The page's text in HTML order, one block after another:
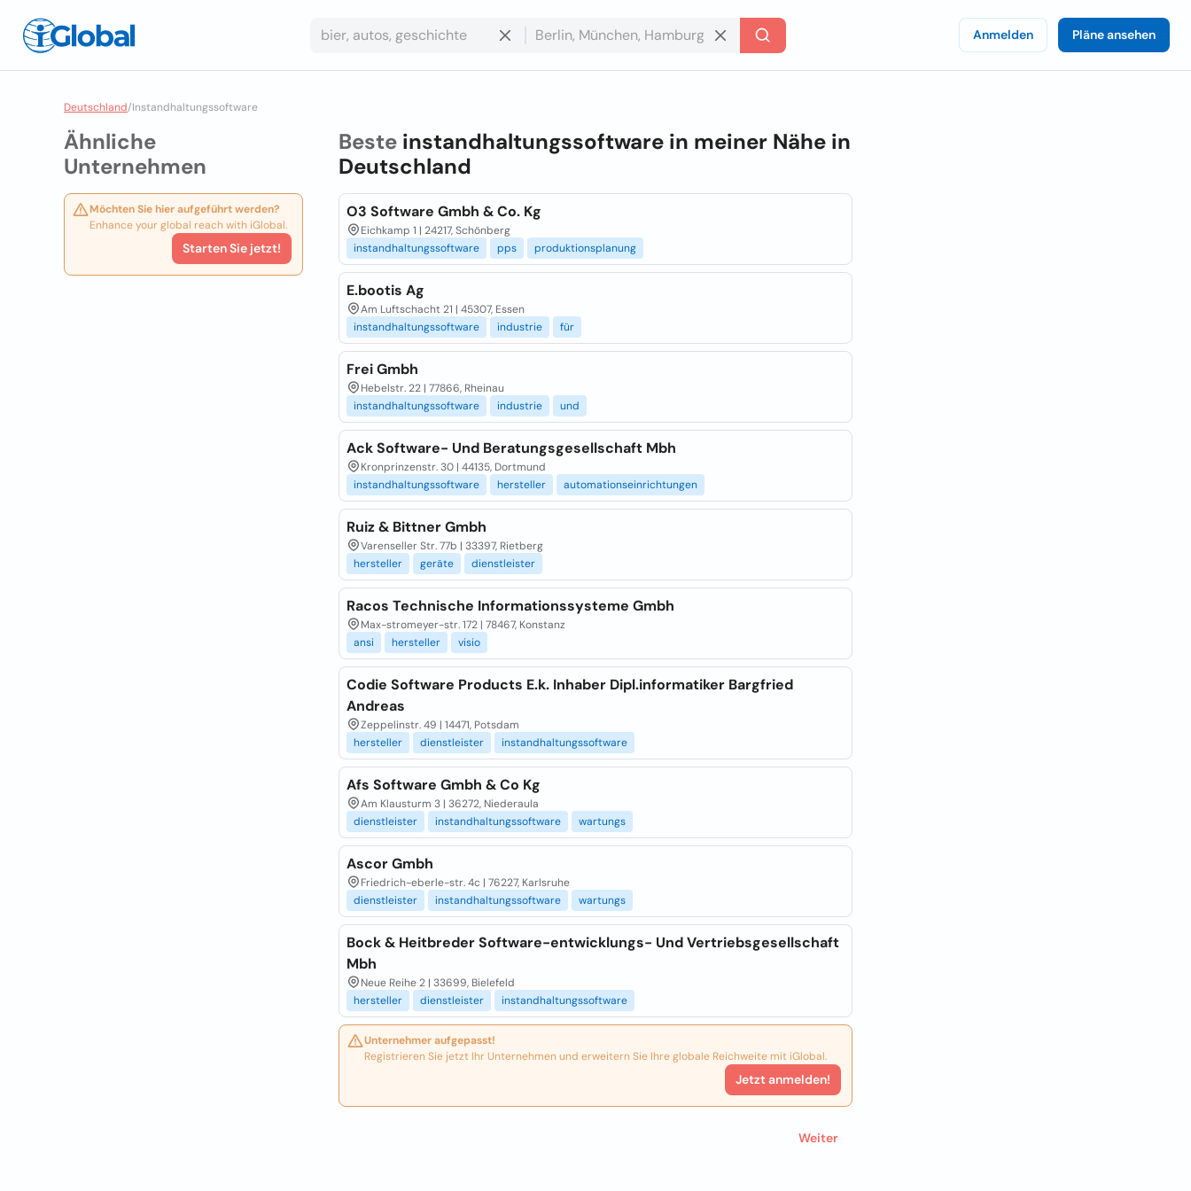
Anmelden Pläne ansehen
Deutschland/Instandhaltungssoftware
Ähnliche
Unternehmen
Möchten Sie hier aufgeführt werden?
Enhance your global reach with iGlobal.
Starten Sie jetzt!
Beste instandhaltungssoftware in meiner Nähe in
Deutschland
O3 Software Gmbh & Co. Kg
Eichkamp 1 | 24217, Schönberg
instandhaltungssoftware
pps produktionsplanung
E.bootis Ag
Am Luftschacht 21 | 45307, Essen
instandhaltungssoftware
industrie für
Frei Gmbh
Hebelstr. 22 | 77866, Rheinau
instandhaltungssoftware
industrie und
Ack Software- Und Beratungsgesellschaft Mbh
Kronprinzenstr. 30 | 44135, Dortmund
instandhaltungssoftware
hersteller automationseinrichtungen
Ruiz & Bittner Gmbh
Varenseller Str. 77b | 33397, Rietberg
hersteller
geräte dienstleister
Racos Technische Informationssysteme Gmbh
Max-stromeyer-str. 172 | 78467, Konstanz
ansi
hersteller visio
Codie Software Products E.k. Inhaber Dipl.informatiker Bargfried
Andreas
Zeppelinstr. 49 | 14471, Potsdam
hersteller
dienstleister instandhaltungssoftware
Afs Software Gmbh & Co Kg
Am Klausturm 3 | 36272, Niederaula
dienstleister
instandhaltungssoftware wartungs
Ascor Gmbh
Friedrich-eberle-str. 4c | 76227, Karlsruhe
dienstleister
instandhaltungssoftware wartungs
Bock & Heitbreder Software-entwicklungs- Und Vertriebsgesellschaft
Mbh
Neue Reihe 2 | 33699, Bielefeld
hersteller
dienstleister instandhaltungssoftware
Unternehmer aufgepasst!
Registrieren Sie jetzt Ihr Unternehmen und erweitern Sie Ihre globale Reichweite mit iGlobal.
Jetzt anmelden!
Weiter